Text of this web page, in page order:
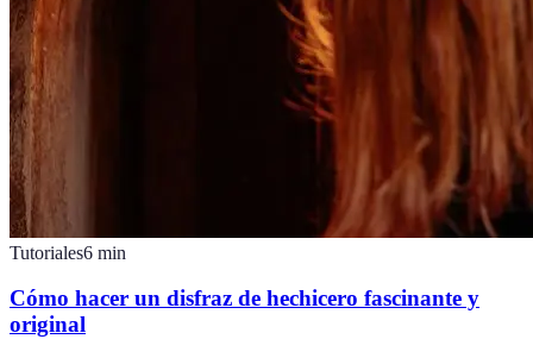
Tutoriales6 min
Cómo hacer un disfraz de hechicero fascinante y
original